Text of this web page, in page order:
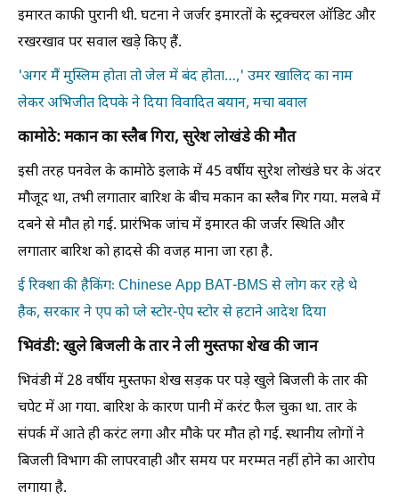
इमारत काफी पुरानी थी. घटना ने जर्जर इमारतों के स्ट्रक्चरल ऑडिट और
रखरखाव पर सवाल खड़े किए हैं.
'अगर मैं मुस्लिम होता तो जेल में बंद होता…,' उमर खालिद का नाम
लेकर अभिजीत दिपके ने दिया विवादित बयान, मचा बवाल
कामोठे: मकान का स्लैब गिरा, सुरेश लोखंडे की मौत
इसी तरह पनवेल के कामोठे इलाके में 45 वर्षीय सुरेश लोखंडे घर के अंदर
मौजूद था, तभी लगातार बारिश के बीच मकान का स्लैब गिर गया. मलबे में
दबने से मौत हो गई. प्रारंभिक जांच में इमारत की जर्जर स्थिति और
लगातार बारिश को हादसे की वजह माना जा रहा है.
ई रिक्शा की हैकिंगः Chinese App BAT-BMS से लोग कर रहे थे
हैक, सरकार ने एप को प्ले स्टोर-ऐप स्टोर से हटाने आदेश दिया
भिवंडी: खुले बिजली के तार ने ली मुस्तफा शेख की जान
भिवंडी में 28 वर्षीय मुस्तफा शेख सड़क पर पड़े खुले बिजली के तार की
चपेट में आ गया. बारिश के कारण पानी में करंट फैल चुका था. तार के
संपर्क में आते ही करंट लगा और मौके पर मौत हो गई. स्थानीय लोगों ने
बिजली विभाग की लापरवाही और समय पर मरम्मत नहीं होने का आरोप
लगाया है.